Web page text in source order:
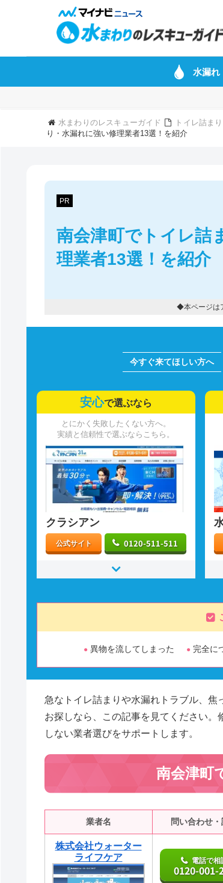
水漏れ
水まわりのレスキューガイド トイレ詰ま
り・水漏れに強い修理業者13選！を紹介
PR
南会津町でトイレ詰
理業者13選！を紹介
◆本ページは
安心で選ぶなら
とにかく失敗したくない方へ。
実績と信頼性で選ぶならこちら。
クラシアン
公式サイト 0120-511-511
異物を流してしまった 完全に
急なトイレ詰まりや水漏れトラブル、
お探しなら、この記事を見てください
しない業者選びをサポートします。
南会津町
業者名 問い合わせ
株式会社ウォーター
ライフケア
電話で相
0120-001-